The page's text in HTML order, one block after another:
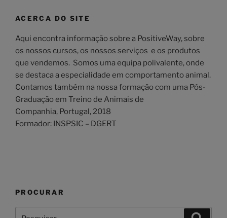
ACERCA DO SITE
Aqui encontra informação sobre a PositiveWay, sobre
os nossos cursos, os nossos serviços e os produtos
que vendemos. Somos uma equipa polivalente, onde
se destaca a especialidade em comportamento animal.
Contamos também na nossa formação com uma Pós-
Graduação em Treino de Animais de
Companhia, Portugal, 2018
Formador: INSPSIC – DGERT
PROCURAR